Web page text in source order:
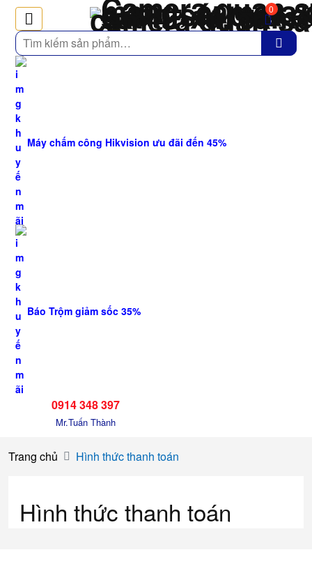
Tìm
kiếm
Máy chấm công Hikvision ưu đãi đến 45%
Báo Trộm giảm sốc 35%
0
0914 348 397
Mr.Tuấn Thành
Trang chủ Hình thức thanh toán
Hình thức thanh toán